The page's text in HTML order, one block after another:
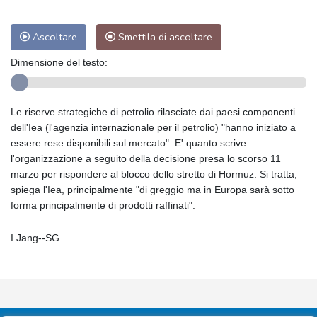
Ascoltare Smettila di ascoltare
Dimensione del testo:
Le riserve strategiche di petrolio rilasciate dai paesi componenti
dell'Iea (l'agenzia internazionale per il petrolio) "hanno iniziato a
essere rese disponibili sul mercato". E' quanto scrive
l'organizzazione a seguito della decisione presa lo scorso 11
marzo per rispondere al blocco dello stretto di Hormuz. Si tratta,
spiega l'Iea, principalmente "di greggio ma in Europa sarà sotto
forma principalmente di prodotti raffinati".
I.Jang--SG